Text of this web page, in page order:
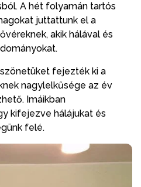
A hét folyamán tartós
juttattunk el a
akik hálával és
fejezték ki a
nagylelkűsége az év
Imáikban
kifejezve hálájukat és
felé.